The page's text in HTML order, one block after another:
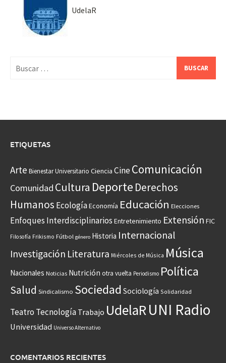
UdelaR
ETIQUETAS
Arte Bienestar Universitario Ciencia CineComunicación
Comunidad Cultura Deporte Derechos
Humanos EcologíaEconomía Educación Elecciones
Enfoques Interdisciplinarios Entretenimiento Extensión FIC
Filosofía Frikismo Fútbol género Historia Internacional
Investigación Literatura Miércoles de Música Música
Nacionales Noticias Nutrición otra vuelta Periodismo Política
Salud Sindicalismo Sociedad Sociología Solidaridad
Teatro Tecnología Trabajo UdelaRUNI Radio
Universidad Universo Alternativo
COMENTARIOS RECIENTES